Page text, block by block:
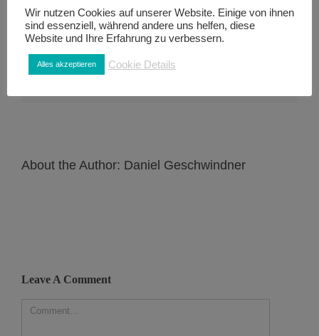
Wähle deine Plattform, um diese Seite zu
teilen.
About the Author: Daniel Geschwindner
Leave A Comment
Wir nutzen Cookies auf unserer Website. Einige von ihnen
sind essenziell, während andere uns helfen, diese
Website und Ihre Erfahrung zu verbessern.
Alles akzeptieren Cookie Details